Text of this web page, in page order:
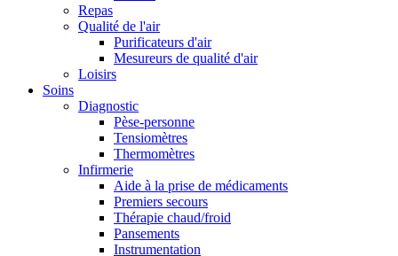
Repas
Qualité de l'air
Purificateurs d'air
Mesureurs de qualité d'air
Loisirs
Soins
Diagnostic
Pèse-personne
Tensiomètres
Thermomètres
Infirmerie
Aide à la prise de médicaments
Premiers secours
Thérapie chaud/froid
Pansements
Instrumentation